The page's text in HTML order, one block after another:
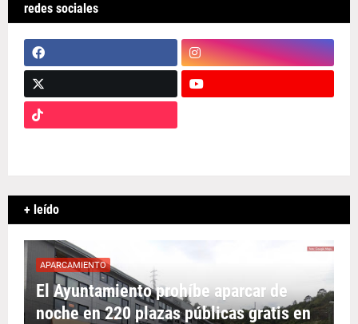
redes sociales
+ leído
APARCAMIENTO
El Ayuntamiento prohíbe aparcar de
noche en 220 plazas públicas gratis en